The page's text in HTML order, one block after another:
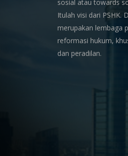
sosial atau towards
Itulah visi dari PSHK.
merupakan lembaga
reformasi hukum,
dan peradilan.